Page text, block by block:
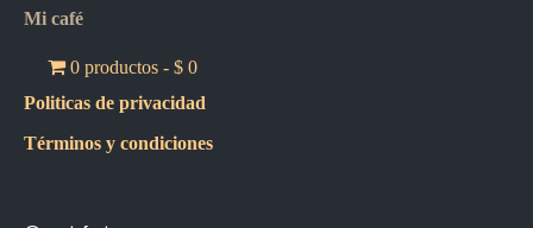
Mi café
0 productos
$ 0
Politicas de privacidad
Términos y condiciones